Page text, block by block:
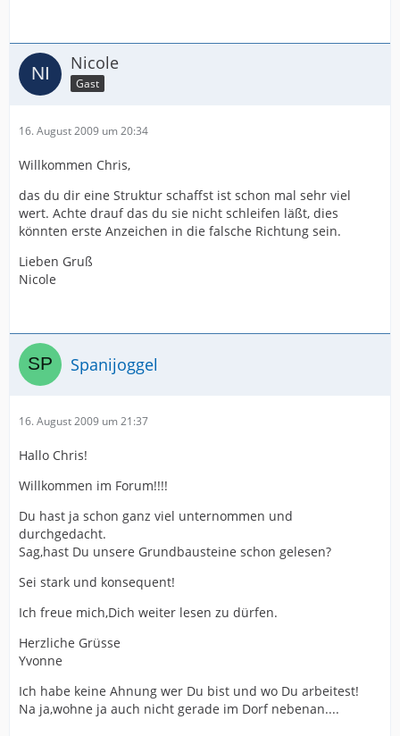
Nicole
Gast
16. August 2009 um 20:34
Willkommen Chris,
das du dir eine Struktur schaffst ist schon mal sehr viel
wert. Achte drauf das du sie nicht schleifen läßt, dies
könnten erste Anzeichen in die falsche Richtung sein.
Lieben Gruß
Nicole
Spanijoggel
16. August 2009 um 21:37
Hallo Chris!
Willkommen im Forum!!!!
Du hast ja schon ganz viel unternommen und
durchgedacht.
Sag,hast Du unsere Grundbausteine schon gelesen?
Sei stark und konsequent!
Ich freue mich,Dich weiter lesen zu dürfen.
Herzliche Grüsse
Yvonne
Ich habe keine Ahnung wer Du bist und wo Du arbeitest!
Na ja,wohne ja auch nicht gerade im Dorf nebenan....